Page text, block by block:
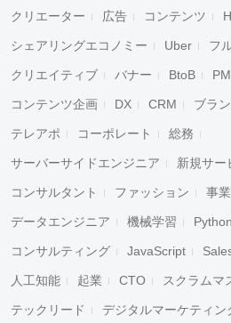
クリエーター 広告 コンテンツ
シェアリングエコノミー Uber フ
クリエイティブ バナー BtoB
コンテンツ企画 DX CRM ブラ
テレアポ コーポレート 総務
サーバーサイドエンジニア 新規サー
コンサルタント ファッション 事
データエンジニア 機械学習 Python
コンサルティング JavaScript
人工知能 起業 CTO スクラムマ
テックリード デジタルマーケティン